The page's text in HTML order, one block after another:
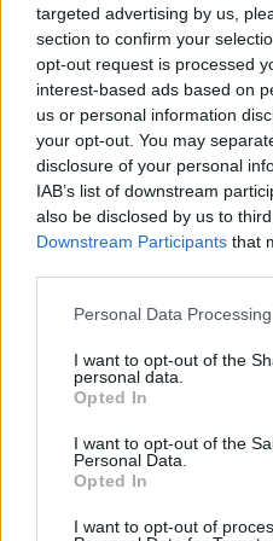
targeted advertising by us,
section to confirm your
opt-out request is processed
interest-based ads based on
us or personal information
your opt-out. You may
disclosure of your personal
IAB’s list of downstream
also be disclosed by us to
Downstream Participants that
Personal Data
I want to opt-out of the
personal data.
Opted In
I want to opt-out of the
Personal Data.
Opted In
I want to opt-out of
Nielsen.
Pasisakė ir
Gružauskienė.